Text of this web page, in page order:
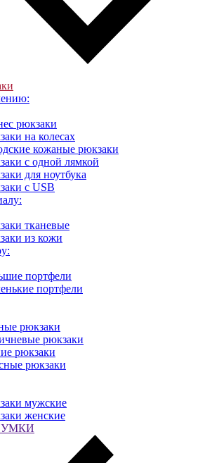
рюкзаки
на колесах
кожаные рюкзаки
с одной лямкой
для ноутбука
с USB
тканевые
из кожи
портфели
портфели
рюкзаки
рюкзаки
рюкзаки
рюкзаки
мужские
женские